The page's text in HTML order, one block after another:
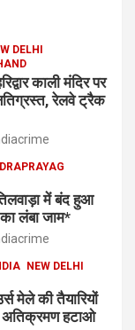
DELHI
काली मंदिर पर
रेलवे ट्रैक
में बंद हुआ
लंबा जाम*
NEW DELHI
मेले की तैयारियों
अतिक्रमण हटाओ